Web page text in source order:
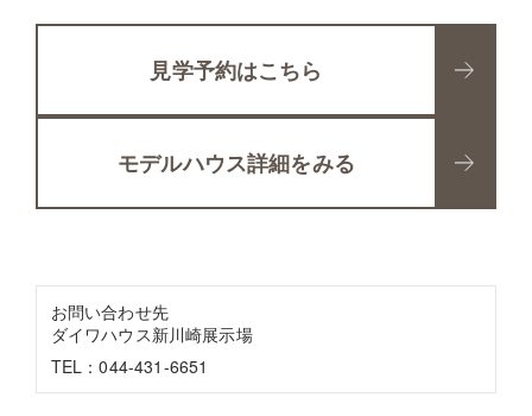
見学予約はこちら
モデルハウス詳細をみる
お問い合わせ先
ダイワハウス新川崎展示場
TEL：044-431-6651